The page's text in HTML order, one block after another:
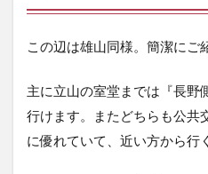
近
の
台
ま
で
この辺は雄山同様。簡潔にご
主に立山の室堂までは『長野
行けます。またどちらも公共
に優れていて、近い方から行